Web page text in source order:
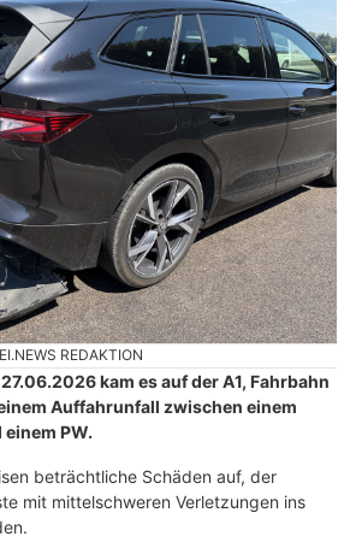
REDAKTION
kam es auf der A1, Fahrbahn
Auffahrunfall zwischen einem
PW.
beträchtliche Schäden auf, der
mit mittelschweren Verletzungen ins